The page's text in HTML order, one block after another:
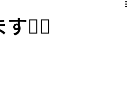
🙇‍♀️